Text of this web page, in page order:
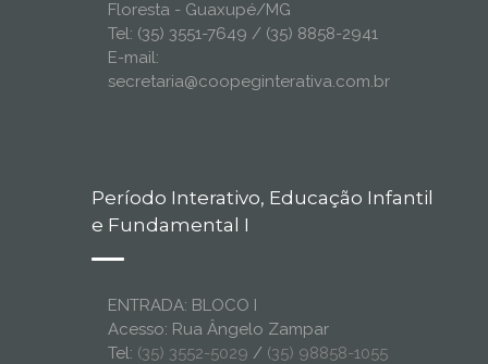
Floresta - Guaxupé/MG
Tel: (35) 3551-7649 / (35) 8858-2941
E-mail:
secretaria@coopeginterativa.com.br
Período Interativo, Educação Infantil
e Fundamental I
ENTRADA: BLOCO I
Acesso: Rua Ângelo Zampar
Tel: (35) 3552-5029 / (35) 98858-1055